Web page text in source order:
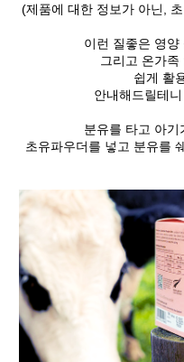
(제품에 대한 정보가 아닌,
이런 질좋은 영양
그리고 온가족
쉽게 활
안내해드릴테
분유를 타고 아기
초유파우더를 넣고 분유를